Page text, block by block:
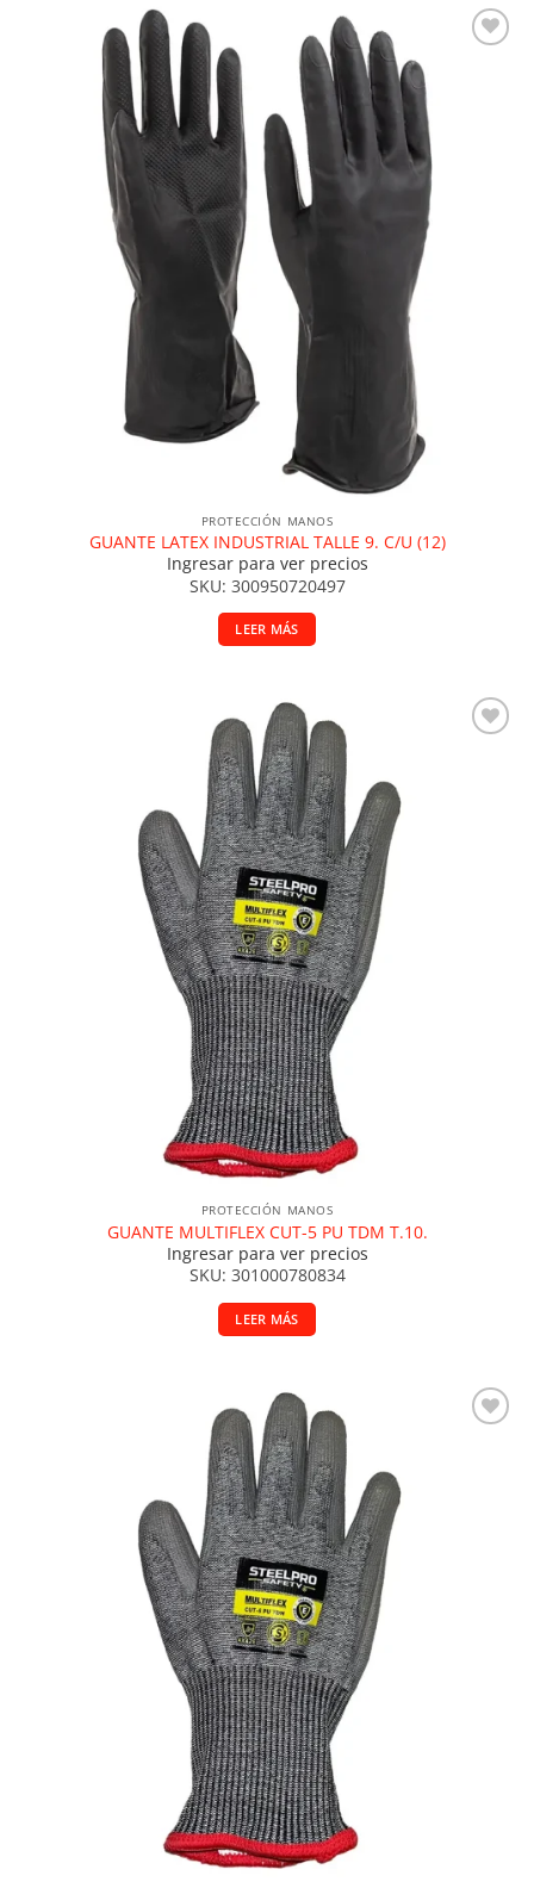
PROTECCIÓN MANOS
GUANTE LATEX INDUSTRIAL TALLE 9. C/U (12)
Ingresar para ver precios
SKU: 300950720497
LEER MÁS
PROTECCIÓN MANOS
GUANTE MULTIFLEX CUT-5 PU TDM T.10.
Ingresar para ver precios
SKU: 301000780834
LEER MÁS